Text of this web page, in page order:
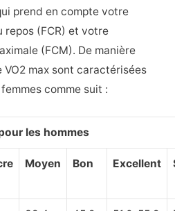
prend en compte votre
repos (FCR) et votre
(FCM). De manière
max sont caractérisées
comme suit :
les hommes
Moyen Bon Excellent